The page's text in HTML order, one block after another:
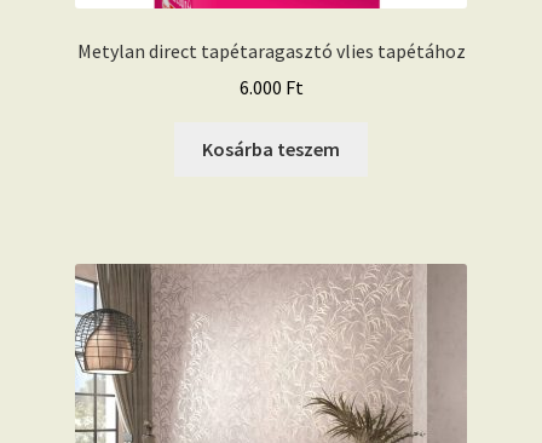
Metylan direct tapétaragasztó vlies tapétához
6.000 Ft
Kosárba teszem